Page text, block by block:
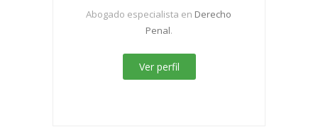
Abogado especialista en Derecho
Penal.
Ver perfil